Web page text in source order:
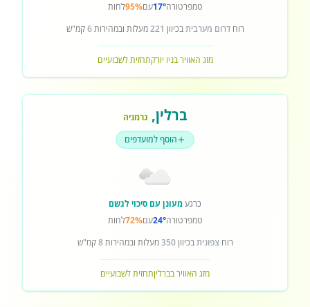
טמפרטורה17°עם95%לחות
רוחדרום מערביתבכיוון 221מעלות ובמהירות6קמ"ש
מזג האוויר בניו יורקתחזית לשבועיים
ברלין, גרמניה
הוסף למועדפים
כרגעמעונן עם סיכוי לגשם
טמפרטורה24°עם72%לחות
רוחצפוניתבכיוון350מעלות ובמהירות8קמ"ש
מזג האוויר בברליןתחזית לשבועיים